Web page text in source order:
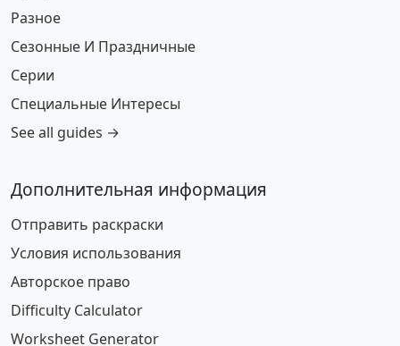
Разное
Сезонные И Праздничные
Серии
Специальные Интересы
See all guides →
Дополнительная информация
Отправить раскраски
Условия использования
Авторское право
Difficulty Calculator
Worksheet Generator